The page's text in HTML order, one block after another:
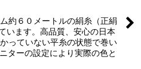
約６０メートルの絹糸（正絹
います。高品質、安心の日本
っていない平糸の状態で巻い
ターの設定により実際の色と